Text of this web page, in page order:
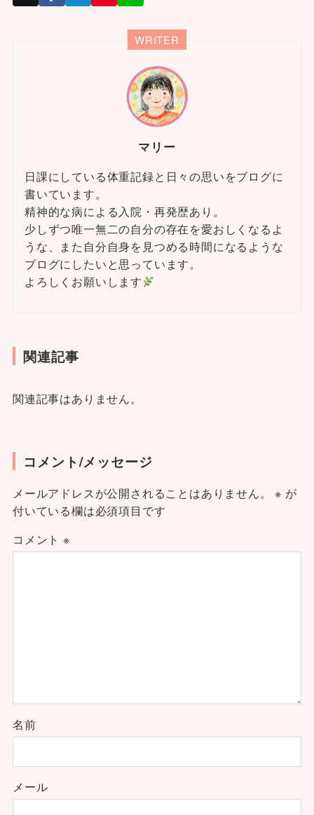
WRITER
マリー
日課にしている体重記録と日々の思いをブログに
書いています。
精神的な病による入院・再発歴あり。
少しずつ唯一無二の自分の存在を愛おしくなるよ
うな、また自分自身を見つめる時間になるような
ブログにしたいと思っています。
よろしくお願いします
関連記事
関連記事はありません。
コメント/メッセージ
メールアドレスが公開されることはありません。 ※ が
付いている欄は必須項目です
コメント ※
名前
メール